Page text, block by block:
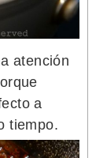
atención
a
tiempo.